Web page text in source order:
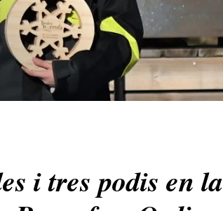
i tres podis en la